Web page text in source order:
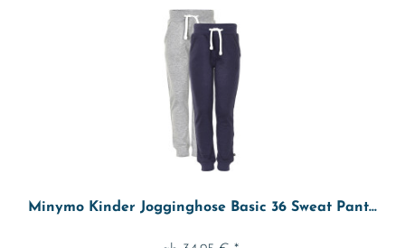
Minymo Kinder Jogginghose Basic 36 Sweat Pant...